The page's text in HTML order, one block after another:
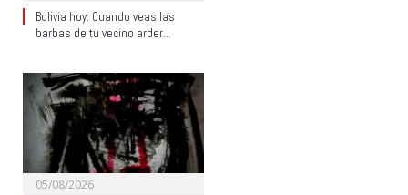
Bolivia hoy: Cuando veas las
barbas de tu vecino arder…
05/08/2026